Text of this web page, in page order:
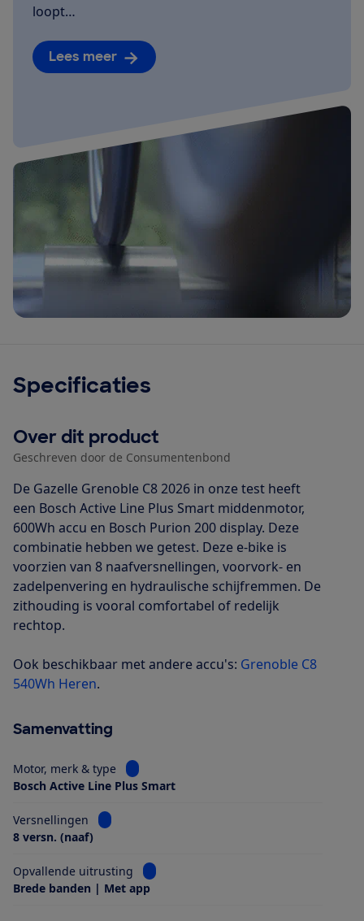
loopt…
Lees meer
Specificaties
Over dit product
Geschreven door de Consumentenbond
De Gazelle Grenoble C8 2026 in onze test heeft
een Bosch Active Line Plus Smart middenmotor,
600Wh accu en Bosch Purion 200 display. Deze
combinatie hebben we getest. Deze e-bike is
voorzien van 8 naafversnellingen, voorvork- en
zadelpenvering en hydraulische schijfremmen. De
zithouding is vooral comfortabel of redelijk
rechtop.
Ook beschikbaar met andere accu's: Grenoble C8
540Wh Heren.
Samenvatting
Motor, merk & type
Bekijk informatie voor Motor, merk & type
Bosch Active Line Plus Smart
Versnellingen
Bekijk informatie voor Versnellingen
8 versn. (naaf)
Opvallende uitrusting
Bekijk informatie voor Opvallende
Brede banden | Met app